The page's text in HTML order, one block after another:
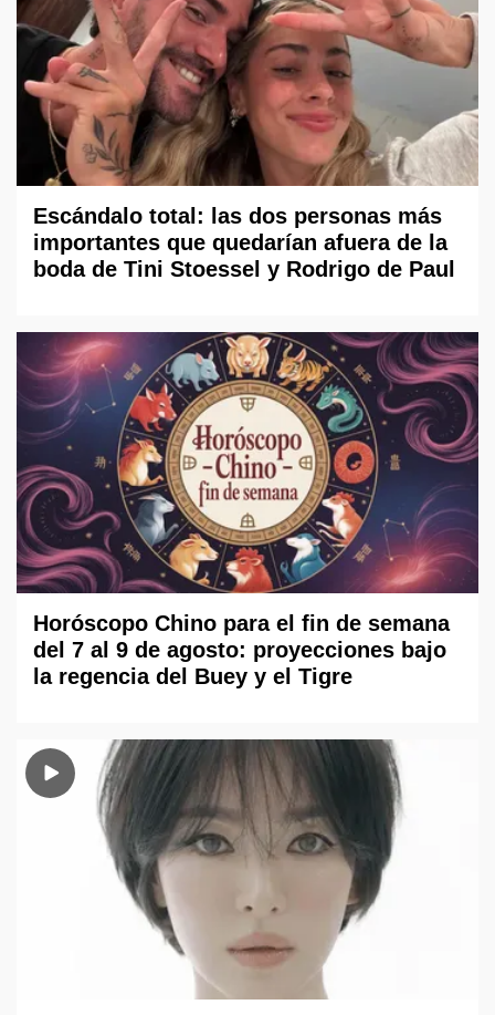
Escándalo total: las dos personas más
importantes que quedarían afuera de la
boda de Tini Stoessel y Rodrigo de Paul
Horóscopo Chino para el fin de semana
del 7 al 9 de agosto: proyecciones bajo
la regencia del Buey y el Tigre